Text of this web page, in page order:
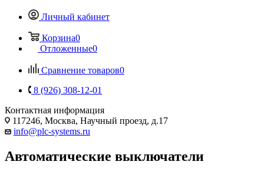
Личный кабинет
Корзина0
Отложенные0
Сравнение товаров0
8 (926) 308-12-01
Контактная информация
117246, Москва, Научный проезд, д.17
info@plc-systems.ru
Автоматические выключатели